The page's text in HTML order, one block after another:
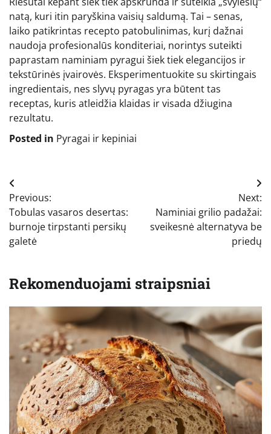
natą, kuri itin paryškina vaisių saldumą. Tai – senas,
laiko patikrintas recepto patobulinimas, kurį dažnai
naudoja profesionalūs konditeriai, norintys suteikti
paprastam naminiam pyragui šiek tiek elegancijos ir
tekstūrinės įvairovės. Eksperimentuokite su skirtingais
ingredientais, nes slyvų pyragas yra būtent tas
receptas, kuris atleidžia klaidas ir visada džiugina
rezultatu.
Posted in Pyragai ir kepiniai
Navigacija
tarp
įrašų
Previous:
Tobulas vasaros desertas:
burnoje tirpstanti persikų
galetė
Next:
Naminiai grilio padažai:
sveikesnė alternatyva be
priedų
Rekomenduojami straipsniai